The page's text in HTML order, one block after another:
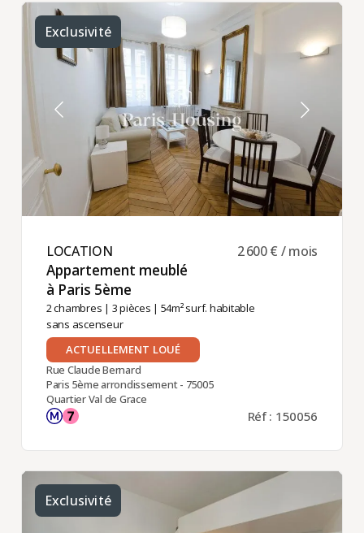
Exclusivité
LOCATION ​
Appartement meublé
à Paris 5ème ​
2 chambres | 3 pièces | 54m² surf. habitable
sans ascenseur
2 600 € / mois
ACTUELLEMENT LOUÉ
Rue Claude Bernard
Paris 5ème arrondissement - 75005
Quartier Val de Grace
Réf : 150056
Exclusivité